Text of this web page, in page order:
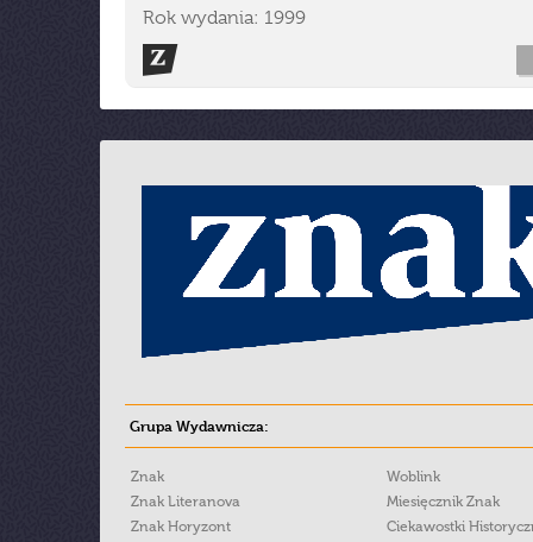
Rok wydania: 1999
Grupa Wydawnicza:
Znak
Znak Literanova
Znak Horyzont
Woblink
Miesięcznik Znak
Ciekawostki